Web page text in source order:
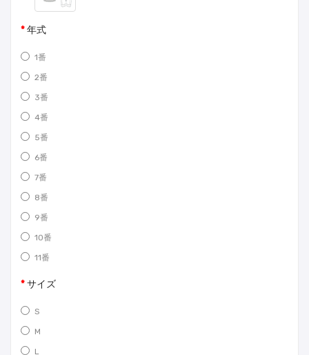
年式
1番
2番
3番
4番
5番
6番
7番
8番
9番
10番
11番
サイズ
S
M
L